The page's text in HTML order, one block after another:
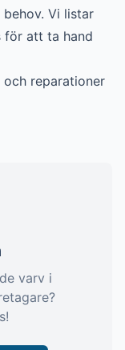
Vi listar
för att ta hand
reparationer
varv i